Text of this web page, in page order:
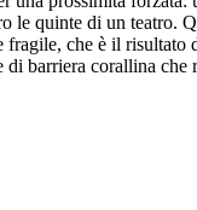
le quinte di un teatro.
fragile, che è il risultato
di barriera corallina che